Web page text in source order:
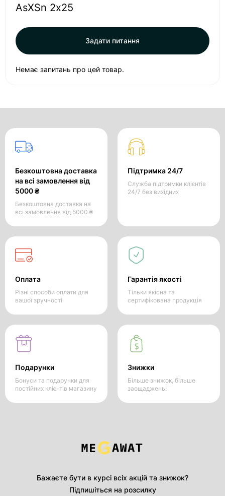
AsXSn 2х25
Задати питання
Немає запитань про цей товар.
Безкоштовна доставка
на всі замовлення від
5000 ₴
Безкоштовна доставка на
всі замовлення від 5000 ₴
Підтримка 24/7
Служба підтримки клієнтів
24/7 без вихідних
Оплата
Різні способи оплати для
вашої зручності
Гарантія якості
Тільки якісна та
сертифікована продукція
Подарунки
Бонуси та подарунки для
постійних клієнтів магазину
Знижки
Більше знижок, більше
заощаджень!
Бажаєте бути в курсі всіх акцій та знижок?
Підпишіться на розсилку